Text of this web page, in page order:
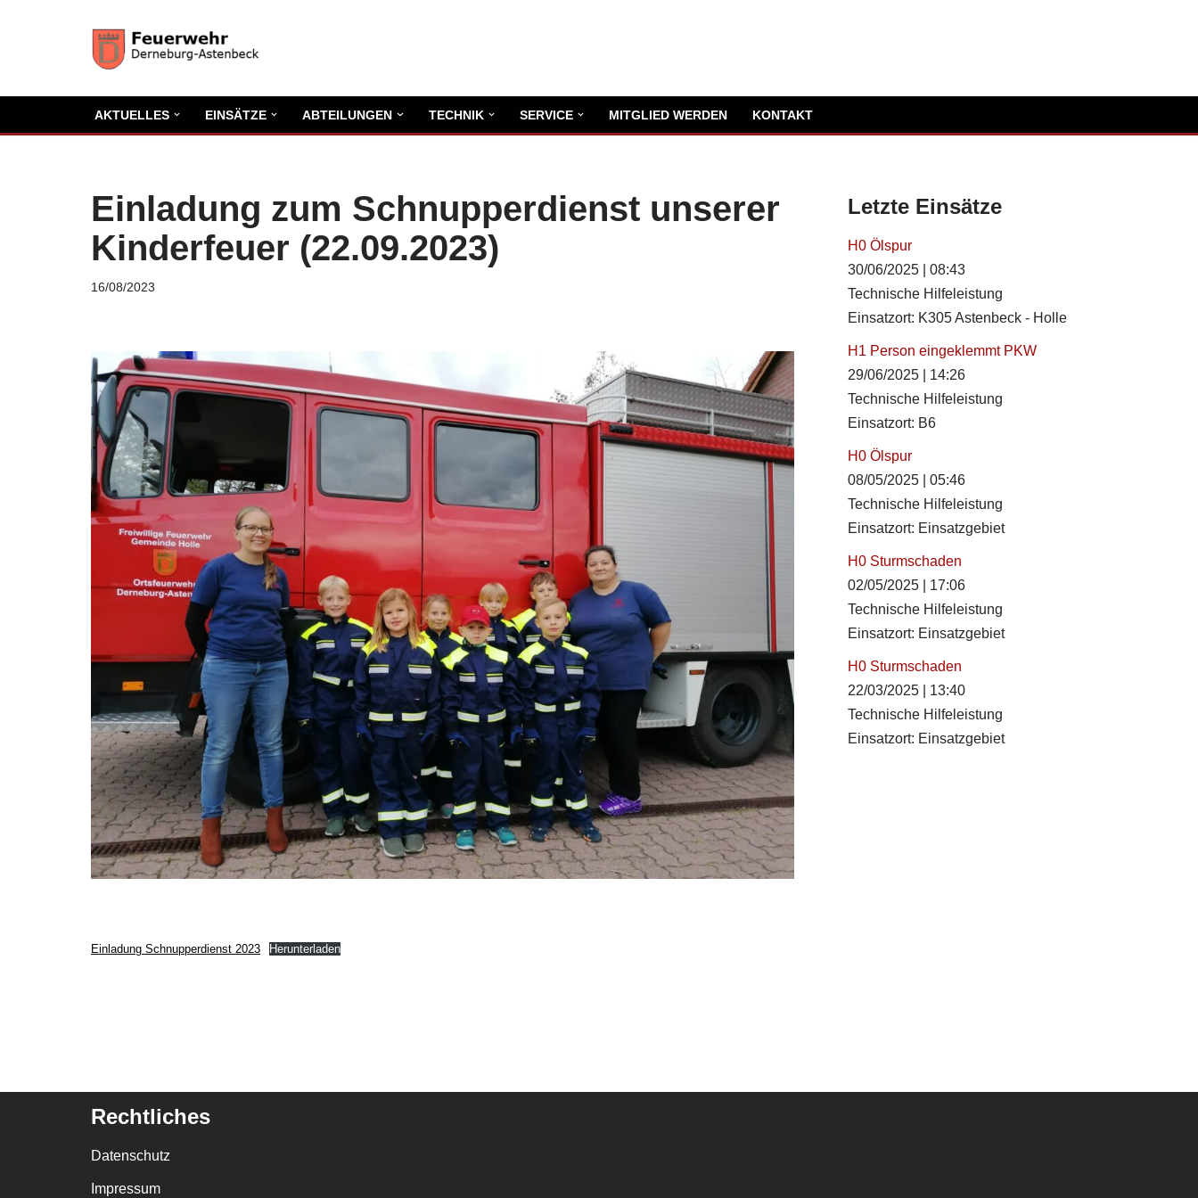
springen
AKTUELLES EINSÄTZE ABTEILUNGEN TECHNIK SERVICE MITGLIED WERDEN KONTAKT
Einladung zum Schnupperdienst unserer
Kinderfeuer (22.09.2023)
16/08/2023
Einladung Schnupperdienst 2023 Herunterladen
Letzte Einsätze
H0 Ölspur
30/06/2025
08:43
Technische Hilfeleistung
Einsatzort: K305 Astenbeck - Holle
H1 Person eingeklemmt PKW
29/06/2025
14:26
Technische Hilfeleistung
Einsatzort: B6
H0 Ölspur
08/05/2025
05:46
Technische Hilfeleistung
Einsatzort: Einsatzgebiet
H0 Sturmschaden
02/05/2025
17:06
Technische Hilfeleistung
Einsatzort: Einsatzgebiet
H0 Sturmschaden
22/03/2025
13:40
Technische Hilfeleistung
Einsatzort: Einsatzgebiet
Rechtliches
Datenschutz
Impressum